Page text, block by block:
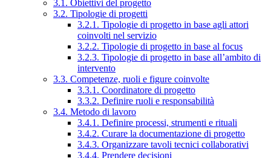
3.1. Obiettivi del progetto
3.2. Tipologie di progetti
3.2.1. Tipologie di progetto in base agli attori
coinvolti nel servizio
3.2.2. Tipologie di progetto in base al focus
3.2.3. Tipologie di progetto in base all’ambito di
intervento
3.3. Competenze, ruoli e figure coinvolte
3.3.1. Coordinatore di progetto
3.3.2. Definire ruoli e responsabilità
3.4. Metodo di lavoro
3.4.1. Definire processi, strumenti e rituali
3.4.2. Curare la documentazione di progetto
3.4.3. Organizzare tavoli tecnici collaborativi
3.4.4. Prendere decisioni